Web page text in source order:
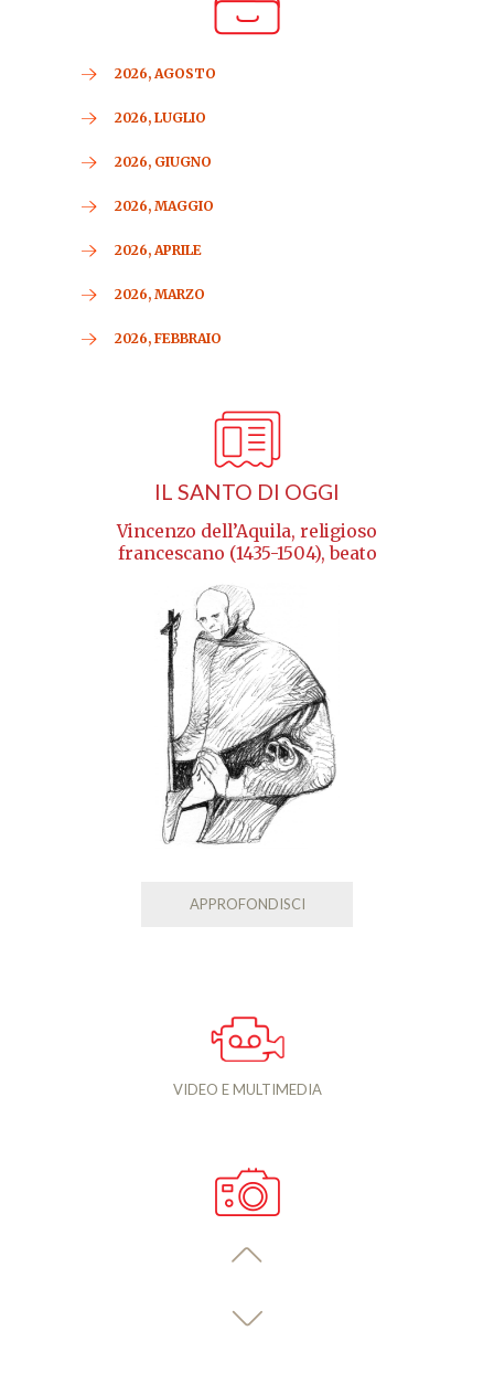
2026, AGOSTO
2026, LUGLIO
2026, GIUGNO
2026, MAGGIO
2026, APRILE
2026, MARZO
2026, FEBBRAIO
IL SANTO DI OGGI
Vincenzo dell’Aquila, religioso
francescano (1435-1504), beato
APPROFONDISCI
VIDEO E MULTIMEDIA